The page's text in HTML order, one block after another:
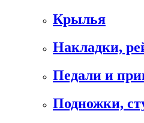
Крылья
Накладки,
Педали и
Подножки,